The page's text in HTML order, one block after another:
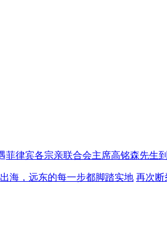
菲律宾各宗亲联合会主席高铭森先生
出海，远东的每一步都脚踏实地 再次断